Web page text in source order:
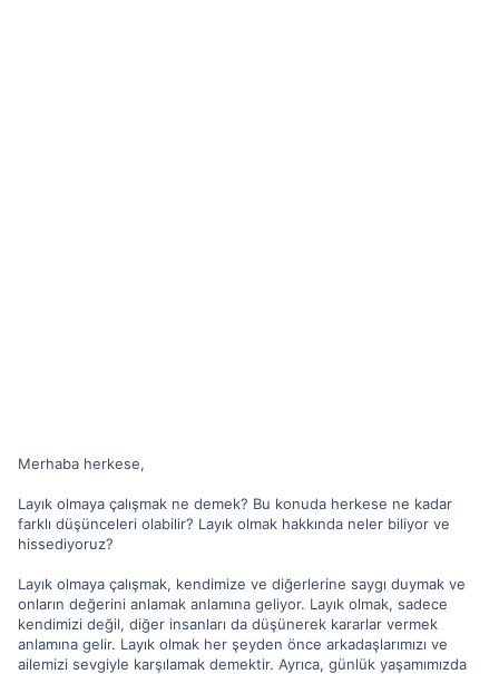
Merhaba herkese,
Layık olmaya çalışmak ne demek? Bu konuda herkese ne kadar
farklı düşünceleri olabilir? Layık olmak hakkında neler biliyor ve
hissediyoruz?
Layık olmaya çalışmak, kendimize ve diğerlerine saygı duymak ve
onların değerini anlamak anlamına geliyor. Layık olmak, sadece
kendimizi değil, diğer insanları da düşünerek kararlar vermek
anlamına gelir. Layık olmak her şeyden önce arkadaşlarımızı ve
ailemizi sevgiyle karşılamak demektir. Ayrıca, günlük yaşamımızda